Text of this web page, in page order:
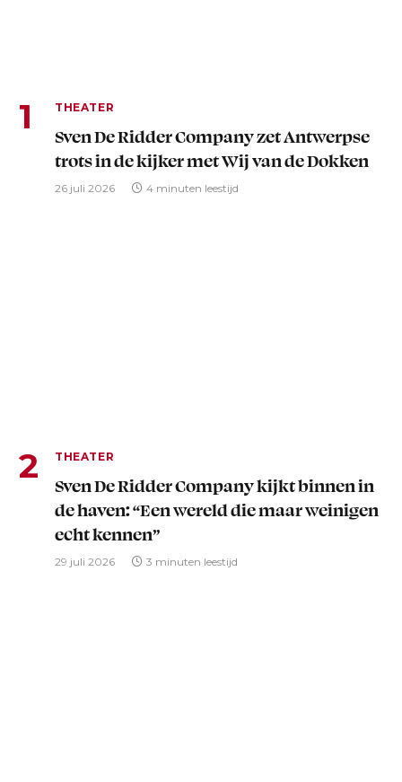
THEATER
Sven De Ridder Company zet Antwerpse
trots in de kijker met Wij van de Dokken
26 juli 2026 4 minuten leestijd
THEATER
Sven De Ridder Company kijkt binnen in
de haven: “Een wereld die maar weinigen
echt kennen”
29 juli 2026 3 minuten leestijd